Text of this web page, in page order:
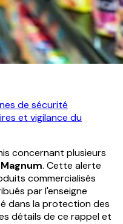
de sécurité
et vigilance du
concernant plusieurs
. Cette alerte
commercialisés
par l'enseigne
dans la protection des
détails de ce rappel et